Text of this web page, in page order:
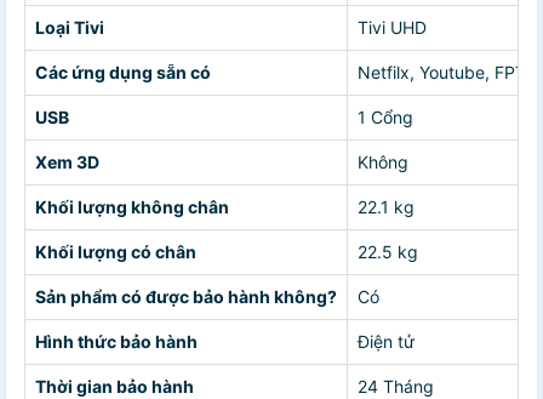
Loại Tivi Tivi UHD
Các ứng dụng sẵn có Netfilx, Youtube, FPT
USB 1 Cổng
Xem 3D Không
Khối lượng không chân 22.1 kg
Khối lượng có chân 22.5 kg
Sản phẩm có được bảo hành không? Có
Hình thức bảo hành Điện tử
Thời gian bảo hành 24 Tháng